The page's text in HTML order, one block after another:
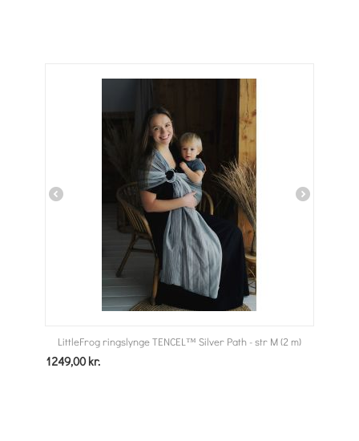
LittleFrog ringslynge TENCEL™ Silver Path - str M (2 m)
1249,00 kr.